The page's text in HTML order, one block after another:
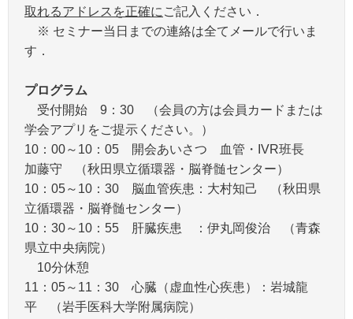
取れるアドレスを正確に ご記入ください．
※ セミナー当日までの連絡は全てメールで行いま
す．
プログラム
受付開始 9：30 （会員の方は会員カードまたは
学会アプリをご提示ください。）
10：00～10：05 開会あいさつ 血管・IVR班長
加藤守 （秋田県立循環器・脳脊髄センター）
10：05～10：30 脳血管疾患：大村知己 （秋田県
立循環器・脳脊髄センター）
10：30～10：55 肝臓疾患 ：伊丸岡俊治 （青森
県立中央病院）
10分休憩
11：05～11：30 心臓（虚血性心疾患）：岩城龍
平 （岩手医科大学附属病院）